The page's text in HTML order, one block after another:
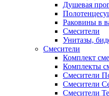
Душевая
Раковины в
Смесители
Унитазы,
Смесители
Комплект
Комплекты
Смесители
Смесители
Смесители